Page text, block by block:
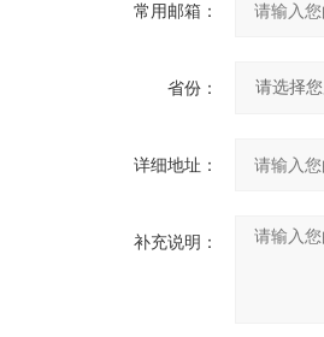
常用邮箱：
省份：
详细地址：
补充说明：